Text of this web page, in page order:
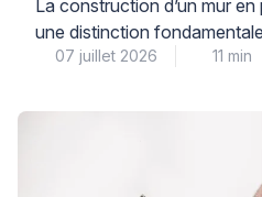
La construction d’un mur
une distinction
maîtriser : on utilise du
votre ouvrage et
intempéries. Comprendre
permettra de dialoguer en
professionnels du bâtiment
07 juillet 2026 11 min